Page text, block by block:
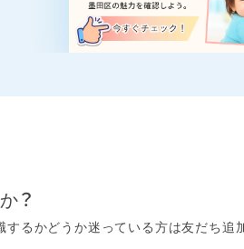
？
るかどうか迷っている方は友だち追